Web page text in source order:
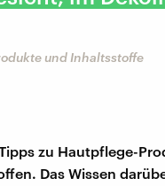
und Inhaltsstoffe
zu Hautpflege-
Das Wissen